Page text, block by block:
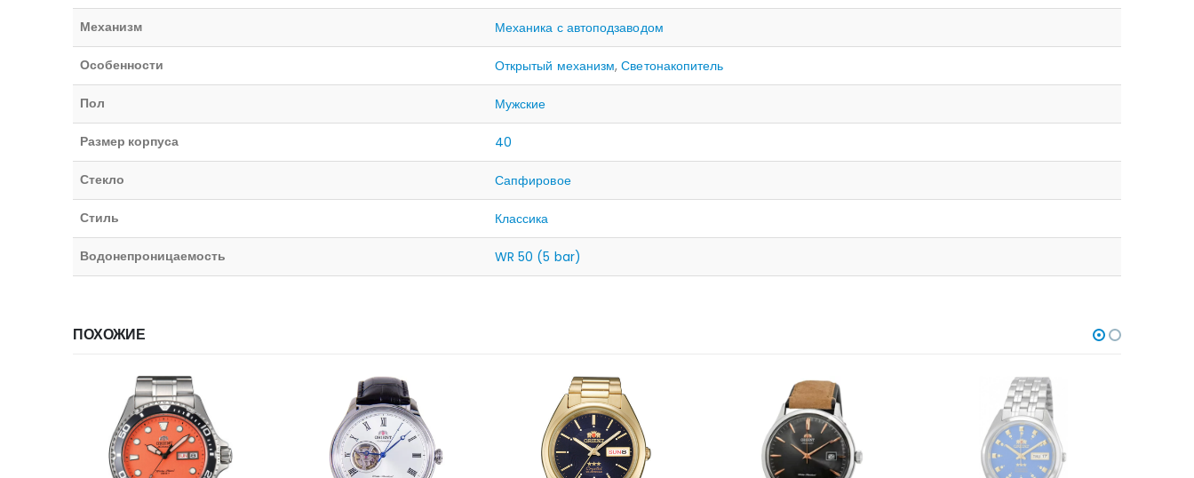
Механизм Механика с автоподзаводом
Особенности Открытый механизм,Светонакопитель
Пол Мужские
Размер корпуса 40
Стекло Сапфировое
Стиль Классика
Водонепроницаемость WR 50 (5 bar)
ПОХОЖИЕ
НЕТ В НАЛИЧИИ НЕТ В НАЛИЧИИ